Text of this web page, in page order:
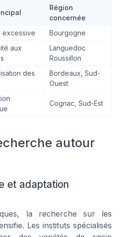
Région
concernée
excessive Bourgogne
aux
Languedoc
Roussillon
des
Bordeaux, Sud-
Ouest
Cognac, Sud-Est
autour
et adaptation
la recherche sur les
Les instituts spécialisés